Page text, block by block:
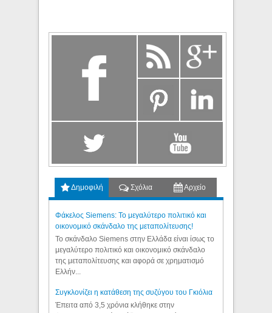
Δημοφιλή Σχόλια Αρχείο
Φάκελος Siemens: Το μεγαλύτερο πολιτικό και
οικονομικό σκάνδαλο της μεταπολίτευσης!
Το σκάνδαλο Siemens στην Ελλάδα είναι ίσως το
μεγαλύτερο πολιτικό και οικονομικό σκάνδαλο
της μεταπολίτευσης και αφορά σε χρηματισμό
Ελλήν...
Συγκλονίζει η κατάθεση της συζύγου του Γκιόλια
Έπειτα από 3,5 χρόνια κλήθηκε στην